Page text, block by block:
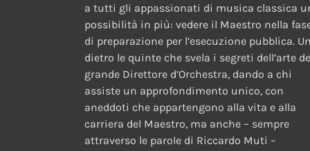
a tutti gli appassionati di musica classica
possibilità in più: vedere il Maestro nella
di preparazione per l’esecuzione pubblica. Un
dietro le quinte che svela i segreti dell’arte
grande Direttore d’Orchestra, dando a chi
assiste un approfondimento unico, con
aneddoti che appartengono alla vita e alla
carriera del Maestro, ma anche – sempre
attraverso le parole di Riccardo Muti –